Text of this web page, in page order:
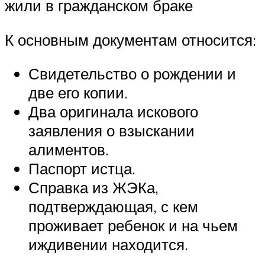
жили в гражданском браке
К основным документам относится:
Свидетельство о рождении и
две его копии.
Два оригинала искового
заявления о взыскании
алиментов.
Паспорт истца.
Справка из ЖЭКа,
подтверждающая, с кем
проживает ребенок и на чьем
иждивении находится.